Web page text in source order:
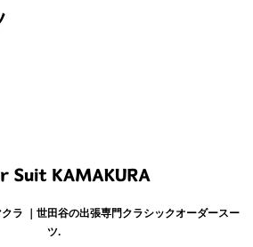
ラ ｜世田谷の出張専門クラシックオーダースー
ツ.